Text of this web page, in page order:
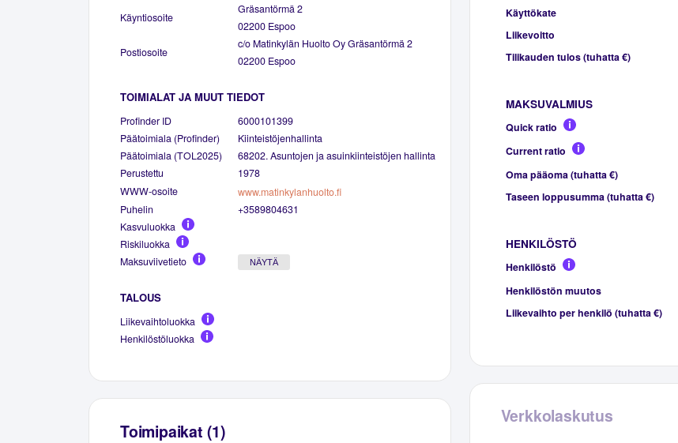
Käyntiosoite
Gräsantörmä 2
02200 Espoo
Postiosoite
c/o Matinkylän Huolto Oy Gräsantörmä 2
02200 Espoo
TOIMIALAT JA MUUT TIEDOT
Profinder ID
6000101399
Päätoimiala (Profinder)
Kiinteistöjenhallinta
Päätoimiala (TOL2025)
68202. Asuntojen ja asuinkiinteistöjen hallinta
Perustettu
1978
WWW-osoite
www.matinkylanhuolto.fi
Puhelin
+3589804631
Kasvuluokka
Riskiluokka
Maksuviivetieto
NÄYTÄ
TALOUS
Liikevaihtoluokka
Henkilöstöluokka
Toimipaikat (1)
Käyttökate
Liikevoitto
Tilikauden tulos (tuhatta €)
MAKSUVALMIUS
Quick ratio
Current ratio
Oma pääoma (tuhatta €)
Taseen loppusumma (tuhatta €)
HENKILÖSTÖ
Henkilöstö
Henkilöstön muutos
Liikevaihto per henkilö (tuhatta €)
Verkkolaskutus